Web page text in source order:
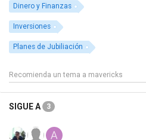
Dinero y Finanzas
Inversiones
Planes de Jubiliación
SIGUE A 3